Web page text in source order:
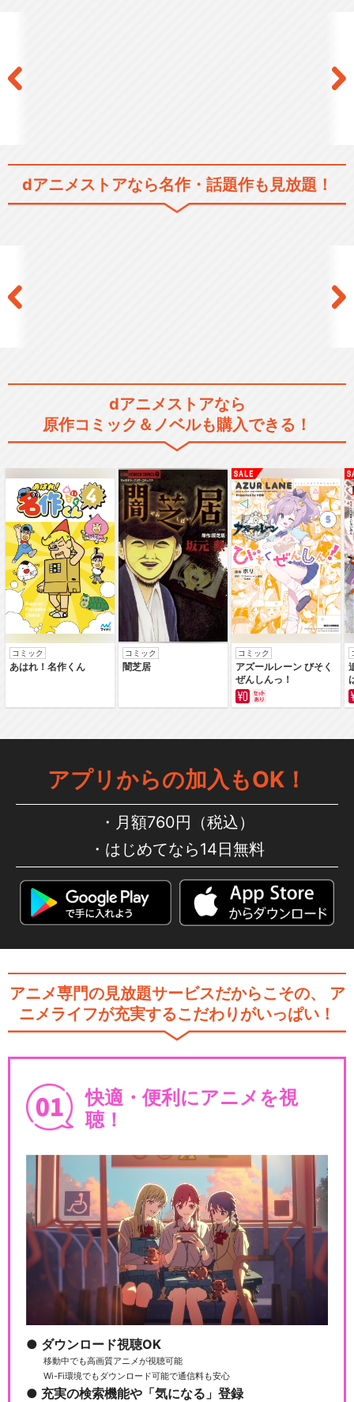
dアニメストアなら名作・話題作も見放題！
dアニメストアなら
原作コミック＆ノベルも購入できる！
コミック
あはれ！名作くん
コミック
闇芝居
コミック
アズールレーン びそく
ぜんしんっ！
アプリからの加入もOK！
月額760円（税込）
はじめてなら14日無料
アニメ専門の見放題サービスだからこその、
ア
ニメライフが充実するこだわりがいっぱい！
快適・便利にアニメを視
聴！
ダウンロード視聴OK
移動中でも高画質アニメが視聴可能
Wi-Fi環境でもダウンロード可能で通信料も安心
充実の検索機能や「気になる」登録